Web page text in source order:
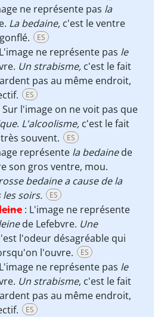
ne représente pas la
La bedaine, c'est le ventre
ES
L'image ne représente pas le
Un strabisme, c'est le fait
pas au même endroit,
ES
Sur l'image on ne voit pas que
. L'alcoolisme, c'est le fait
souvent.
ES
représente la bedainede
son gros ventre, mou.
bedaine a cause de la
soirs.
ES
: L'image ne représente
de Lefebvre. Une
l'odeur désagréable qui
l'ouvre.
ES
L'image ne représente pas le
Un strabisme, c'est le fait
pas au même endroit,
ES